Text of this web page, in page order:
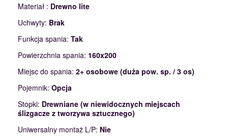
Materiał : Drewno lite
Uchwyty: Brak
Funkcja spania: Tak
Powierzchnia spania: 160x200
Miejsc do spania: 2+ osobowe (duża pow. sp. / 3 os)
Pojemnik: Opcja
Stopki: Drewniane (w niewidocznych miejscach
ślizgacze z tworzywa sztucznego)
Uniwersalny montaż L/P: Nie